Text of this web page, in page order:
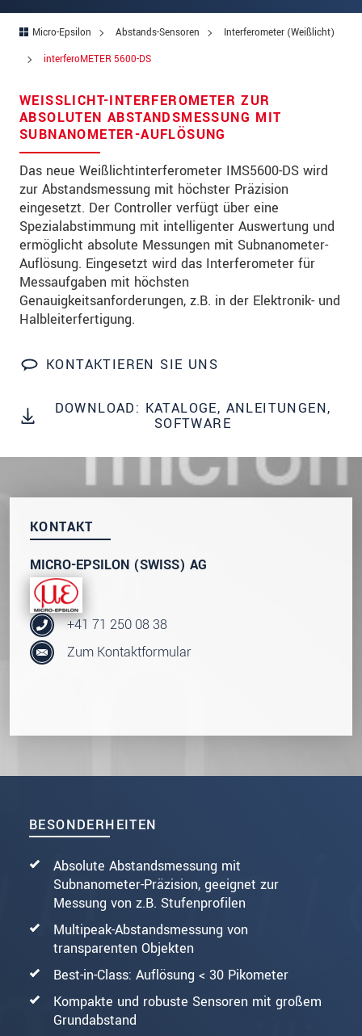
Micro-Epsilon Abstands-Sensoren
Interferometer (Weißlicht)
interferoMETER 5600-DS
WEISSLICHT-INTERFEROMETER ZUR A
BSOLUTEN ABSTANDSMESSUNG MIT S
UBNANOMETER-AUFLÖSUNG
Das neue Weißlichtinterferometer IMS5600-DS wird
zur Abstandsmessung mit höchster Präzision
eingesetzt. Der Controller verfügt über eine
Spezialabstimmung mit intelligenter Auswertung und
ermöglicht absolute Messungen mit Subnanometer-
Auflösung. Eingesetzt wird das Interferometer für
Messaufgaben mit höchsten
Genauigkeitsanforderungen, z.B. in der Elektronik- und
Halbleiterfertigung.
KONTAKTIEREN SIE UNS
DOWNLOAD: KATALOGE, ANLEITUNGEN,
SOFTWARE
BESONDERHEITEN
Absolute Abstandsmessung mit
Subnanometer-Präzision, geeignet zur
Messung von z.B. Stufenprofilen
Multipeak-Abstandsmessung von
transparenten Objekten
Best-in-Class: Auflösung < 30 Pikometer
Kompakte und robuste Sensoren mit großem
Grundabstand
KONTAKT
MICRO-EPSILON (SWISS) AG
+41 71 250 08 38
Zum Kontaktformular
PLZ
Land *
Telefon
Email
Nachricht*
Bitte halten Sie mich per Mail über
Produktinnovationen auf dem Laufenden
Wir behandeln Ihre Daten vertraulich. Bitte lesen Sie